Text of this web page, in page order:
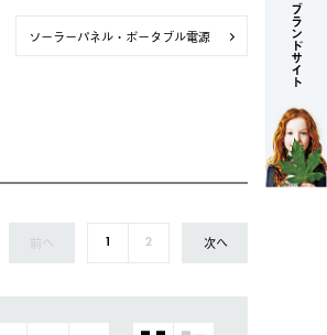
ソーラーパネル・ポータブル電源
前へ 1 2 次へ